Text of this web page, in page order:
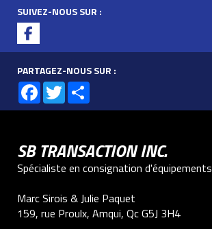
SUIVEZ-NOUS SUR :
PARTAGEZ-NOUS SUR :
Facebook
Twitter
SB TRANSACTION INC.
Spécialiste en consignation d'équipements
Marc Sirois & Julie Paquet
159, rue Proulx, Amqui, Qc G5J 3H4